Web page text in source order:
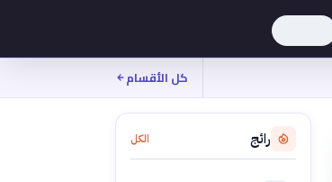
كل الأقسام
رائج الكل